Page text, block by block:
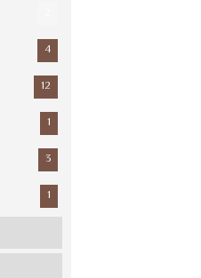
4
12
1
3
1